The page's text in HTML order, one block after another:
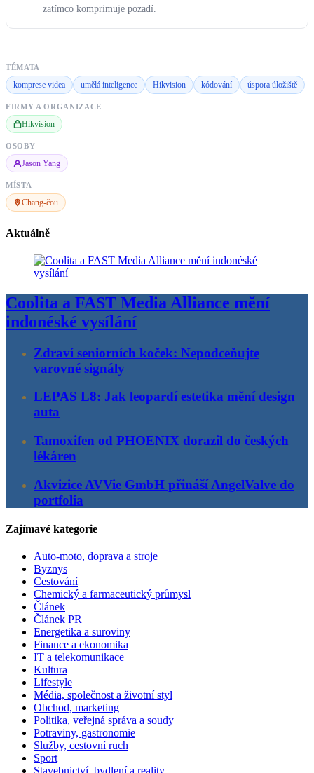
zatímco komprimuje pozadí.
TÉMATA
komprese videa umělá inteligence Hikvision kódování úspora úložiště
FIRMY A ORGANIZACE
Hikvision
OSOBY
Jason Yang
MÍSTA
Chang-čou
Aktuálně
Coolita a FAST Media Alliance mění
indonéské vysílání
Zdraví seniorních koček: Nepodceňujte
varovné signály
LEPAS L8: Jak leopardí estetika mění design
auta
Tamoxifen od PHOENIX dorazil do českých
lékáren
Akvizice AVVie GmbH přináší AngelValve do
portfolia
Zajímavé kategorie
Auto-moto, doprava a stroje
Byznys
Cestování
Chemický a farmaceutický průmysl
Článek
Článek PR
Energetika a suroviny
Finance a ekonomika
IT a telekomunikace
Kultura
Lifestyle
Média, společnost a životní styl
Obchod, marketing
Politika, veřejná správa a soudy
Potraviny, gastronomie
Služby, cestovní ruch
Sport